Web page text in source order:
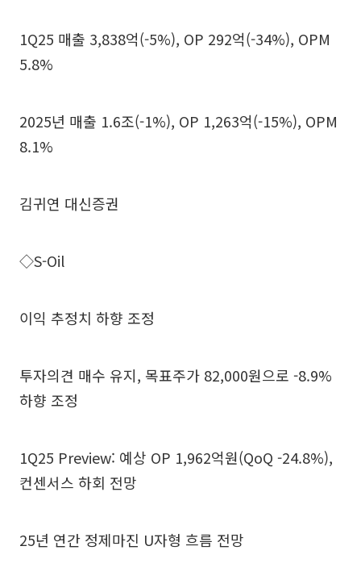
1Q25 매출 3,838억(-5%), OP 292억(-34%), OPM
5.8%
2025년 매출 1.6조(-1%), OP 1,263억(-15%), OPM
8.1%
김귀연 대신증권
◇S-Oil
이익 추정치 하향 조정
투자의견 매수 유지, 목표주가 82,000원으로 -8.9%
하향 조정
1Q25 Preview: 예상 OP 1,962억원(QoQ -24.8%),
컨센서스 하회 전망
25년 연간 정제마진 U자형 흐름 전망